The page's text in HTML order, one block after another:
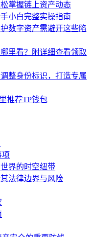
掌握链上资产动态
小白完整实操指南
数字资产需避开这些陷
里看？附详细查看领取
整身份标识，打造专属
推荐TP钱包
项
界的时空纽带
法律边界与风险